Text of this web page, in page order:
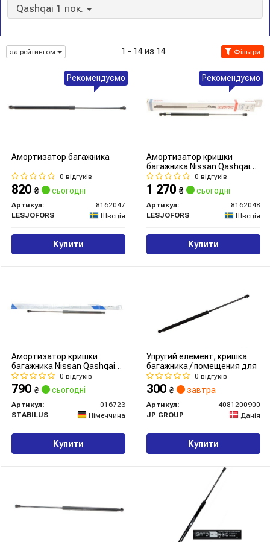
Qashqai 1 пок.
за рейтингом 1 - 14 из 14 Фільтри
Амортизатор багажника
0 відгуків
820 ₴ сьогодні
Артикул:
8162047
LESJOFORS
Швеція
Купити
Рекомендуємо
Амортизатор кришки
багажника Nissan Qashqai
07-14 (SUV/фургон/спорт.)
0 відгуків
1 270 ₴ сьогодні
Артикул:
8162048
LESJOFORS
Швеція
Купити
Рекомендуємо
Амортизатор кришки
багажника Nissan Qashqai
07-
0 відгуків
790 ₴ сьогодні
Артикул:
016723
STABILUS
Німеччина
Купити
Упругий елемент, кришка
багажника / помещения для
0 відгуків
300 ₴ завтра
Артикул:
4081200900
JP GROUP
Данія
Купити